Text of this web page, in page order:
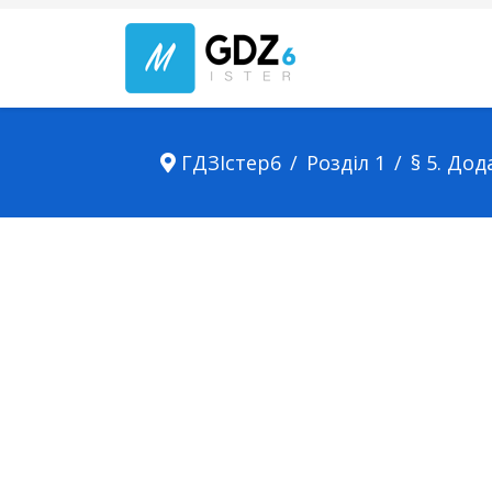
ГДЗІстер6 Розділ 1 § 5.